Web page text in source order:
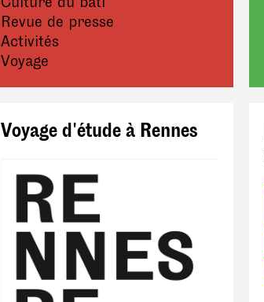
Revue de presse
Activités
Voyage
Voyage d'étude à Rennes